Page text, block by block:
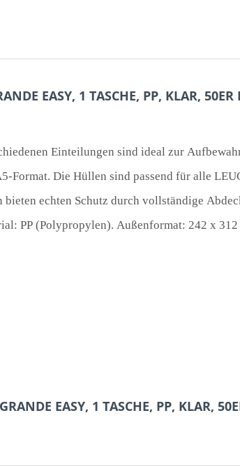
EASY, 1 TASCHE, PP, KLAR, 50ER
Einteilungen sind ideal zur
Format. Die Hüllen sind passend für alle
echten Schutz durch vollständige
PP (Polypropylen). Außenformat: 242 x 312
EASY, 1 TASCHE, PP, KLAR,